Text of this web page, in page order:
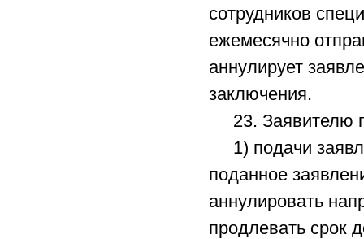
сотрудников
ежемесячно
аннулирует
заключения.
23. Заявителю
1) подачи
поданное
аннулировать
продлевать срок